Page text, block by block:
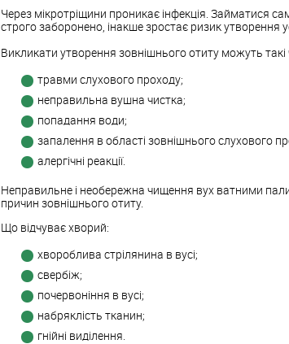
Через мікротріщини проникає інфекція. Займатися
строго заборонено, інакше зростає ризик утворення
Викликати утворення зовнішнього отиту можуть такі
травми слухового проходу;
неправильна вушна чистка;
попадання води;
запалення в області зовнішнього слухового
алергічні реакції.
Неправильне і необережна чищення вух ватними
причин зовнішнього отиту.
Що відчуває хворий:
хвороблива стрілянина в вусі;
свербіж;
почервоніння в вусі;
набряклість тканин;
гнійні виділення.